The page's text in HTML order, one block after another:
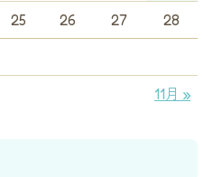
25 26 27 28
11月 »